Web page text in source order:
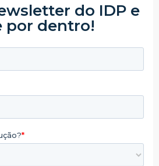
do IDP e
por dentro!